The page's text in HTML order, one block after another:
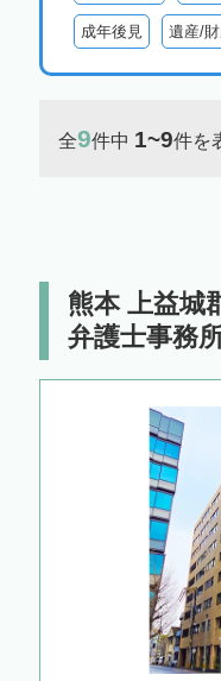
成年後見 遺産/
全9件中 1~9件を
熊本 上益城
弁護士事務